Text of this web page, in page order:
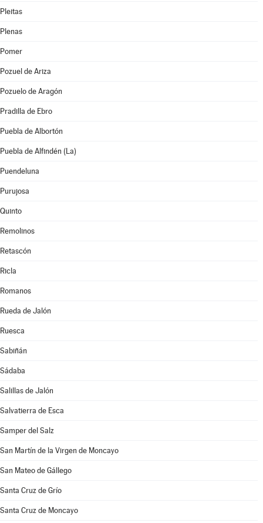
Pleitas
Plenas
Pomer
Pozuel de Ariza
Pozuelo de Aragón
Pradilla de Ebro
Puebla de Albortón
Puebla de Alfindén (La)
Puendeluna
Purujosa
Quinto
Remolinos
Retascón
Ricla
Romanos
Rueda de Jalón
Ruesca
Sabiñán
Sádaba
Salillas de Jalón
Salvatierra de Esca
Samper del Salz
San Martín de la Virgen de Moncayo
San Mateo de Gállego
Santa Cruz de Grío
Santa Cruz de Moncayo